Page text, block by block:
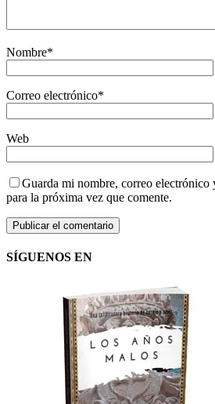
Nombre*
Correo electrónico*
Web
Guarda mi nombre, correo electrónico
para la próxima vez que comente.
SÍGUENOS EN